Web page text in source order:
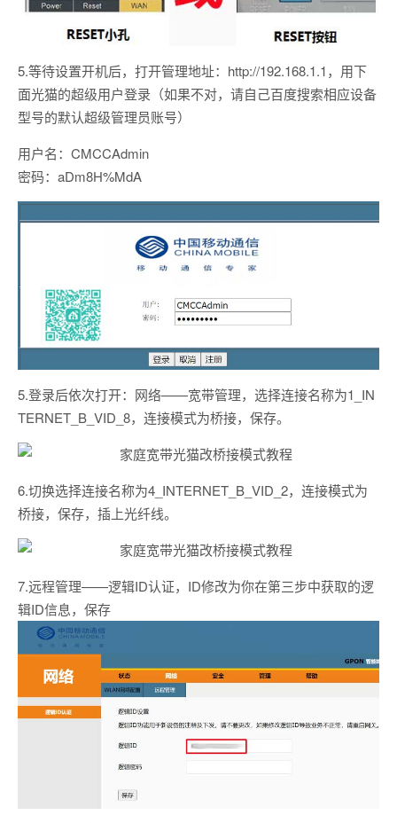
5.等待设置开机后，打开管理地址：http://192.168.1.1，用下
面光猫的超级用户登录（如果不对，请自己百度搜索相应设备
型号的默认超级管理员账号）
用户名：CMCCAdmin
密码：aDm8H%MdA
5.登录后依次打开：网络——宽带管理，选择连接名称为1_IN
TERNET_B_VID_8，连接模式为桥接，保存。
6.切换选择连接名称为4_INTERNET_B_VID_2，连接模式为
桥接，保存，插上光纤线。
7.远程管理——逻辑ID认证，ID修改为你在第三步中获取的逻
辑ID信息，保存